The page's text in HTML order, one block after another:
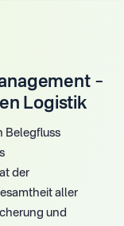
–
Logistik
Belegfluss
der
aller
und